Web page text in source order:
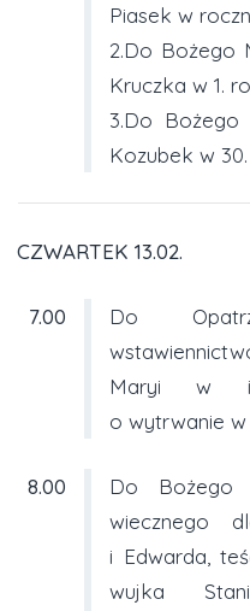
Piasek w
2.Do Bożego
Kruczka w 1.
3.Do Bożego
Kozubek w
CZWARTEK 13.02.
7.00
Do
Maryi w
o wytrwanie w
8.00
Do Bożego
wiecznego
i Edwarda,
wujka